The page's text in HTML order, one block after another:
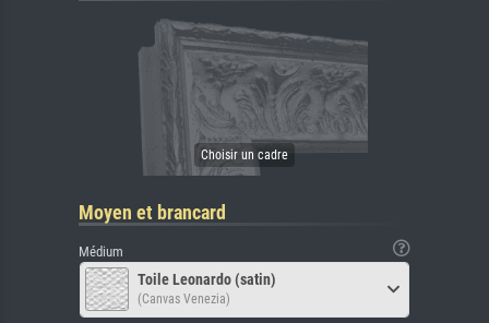
Moyen et brancard
Médium
Toile Leonardo (satin)
(Canvas Venezia)